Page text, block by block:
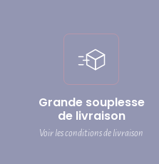
Grande souplesse
de livraison
Voir les conditions de livraison